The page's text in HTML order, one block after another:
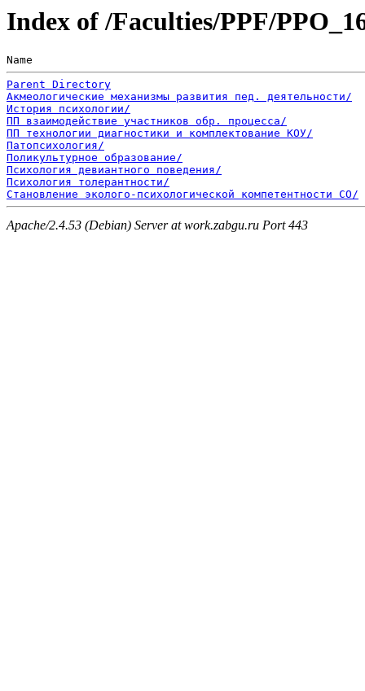
Index of /Faculties/PPF/
Name
Parent Directory
Акмеологические механизмы развития пед. деятельности/
История психологии/
ПП взаимодействие участников обр. процесса/
ПП технологии диагностики и комплектование КОУ/
Патопсихология/
Поликультурное образование/
Психология девиантного поведения/
Психология толерантности/
Становление эколого-психологической компетентности СО/
Apache/2.4.53 (Debian) Server at work.zabgu.ru Port 443